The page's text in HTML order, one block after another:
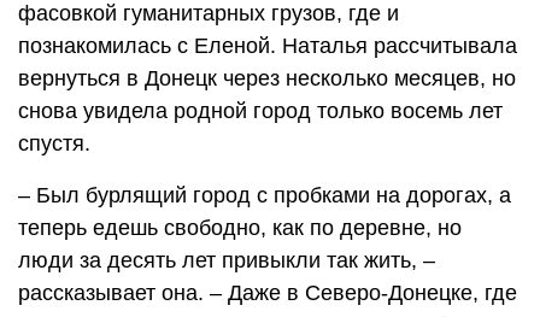
фасовкой гуманитарных грузов, где и
познакомилась с Еленой. Наталья рассчитывала
вернуться в Донецк через несколько месяцев, но
снова увидела родной город только восемь лет
спустя.
– Был бурлящий город с пробками на дорогах, а
теперь едешь свободно, как по деревне, но
люди за десять лет привыкли так жить, –
рассказывает она. – Даже в Северо-Донецке, где